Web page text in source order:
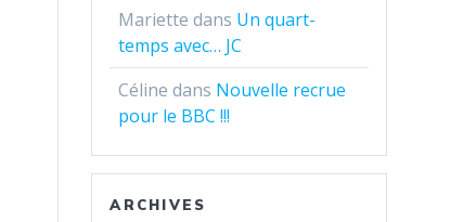
Mariette dans Un quart-
temps avec… JC
Céline dans Nouvelle recrue
pour le BBC !!!
ARCHIVES